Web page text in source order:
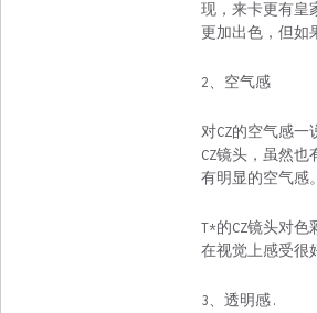
现，来卡更有皇
更加出色，但如
2、空气感
对CZ的空气感一
CZ镜头，虽然
有明显的空气感。
T*的CZ镜头对
在视觉上感受很
3、透明感.